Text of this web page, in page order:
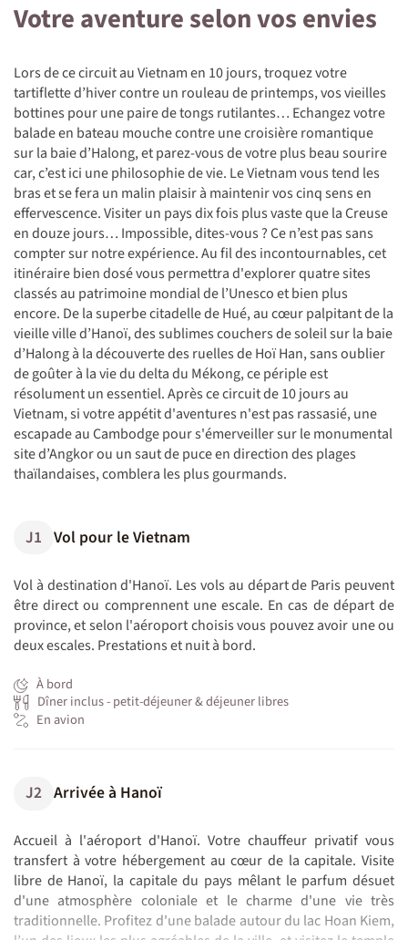
Votre aventure selon vos envies
Lors de ce circuit au Vietnam en 10 jours, troquez votre
tartiflette d’hiver contre un rouleau de printemps, vos vieilles
bottines pour une paire de tongs rutilantes… Echangez votre
balade en bateau mouche contre une croisière romantique
sur la baie d’Halong, et parez-vous de votre plus beau sourire
car, c’est ici une philosophie de vie. Le Vietnam vous tend les
bras et se fera un malin plaisir à maintenir vos cinq sens en
effervescence. Visiter un pays dix fois plus vaste que la Creuse
en douze jours… Impossible, dites-vous ? Ce n’est pas sans
compter sur notre expérience. Au fil des incontournables, cet
itinéraire bien dosé vous permettra d'explorer quatre sites
classés au patrimoine mondial de l’Unesco et bien plus
encore. De la superbe citadelle de Hué, au cœur palpitant de la
vieille ville d’Hanoï, des sublimes couchers de soleil sur la baie
d’Halong à la découverte des ruelles de Hoï Han, sans oublier
de goûter à la vie du delta du Mékong, ce périple est
résolument un essentiel. Après ce circuit de 10 jours au
Vietnam, si votre appétit d'aventures n'est pas rassasié, une
escapade au Cambodge pour s'émerveiller sur le monumental
site d’Angkor ou un saut de puce en direction des plages
thaïlandaises, comblera les plus gourmands.
J1 Vol pour le Vietnam
Vol à destination d'Hanoï. Les vols au départ de Paris peuvent
être direct ou comprennent une escale. En cas de départ de
province, et selon l'aéroport choisis vous pouvez avoir une ou
deux escales. Prestations et nuit à bord.
À bord
Dîner inclus - petit-déjeuner & déjeuner libres
En avion
J2 Arrivée à Hanoï
Accueil à l'aéroport d'Hanoï. Votre chauffeur privatif vous
transfert à votre hébergement au cœur de la capitale. Visite
libre de Hanoï, la capitale du pays mêlant le parfum désuet
d'une atmosphère coloniale et le charme d'une vie très
traditionnelle. Profitez d'une balade autour du lac Hoan Kiem,